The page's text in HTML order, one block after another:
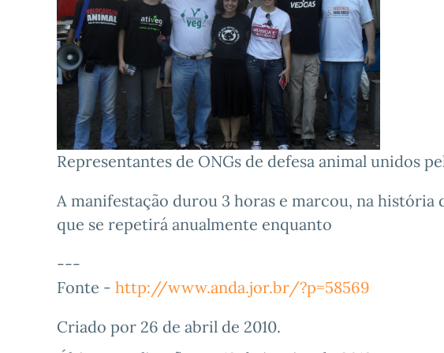
Representantes de ONGs de defesa animal unidos
A manifestação durou 3 horas e marcou, na história
que se repetirá anualmente enquanto
---
Fonte - http://www.anda.jor.br/?p=58569
Criado por 26 de abril de 2010.